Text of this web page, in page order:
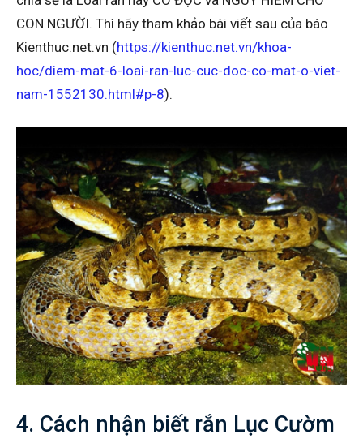
CON NGƯỜI. Thì hãy tham khảo bài viết sau của báo
Kienthuc.net.vn (https://kienthuc.net.vn/khoa-
hoc/diem-mat-6-loai-ran-luc-cuc-doc-co-mat-o-viet-
nam-1552130.html#p-8).
4. Cách nhận biết rắn Lục Cườm